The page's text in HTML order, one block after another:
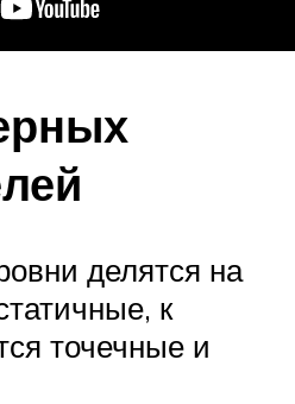
делятся на
к
точечные и